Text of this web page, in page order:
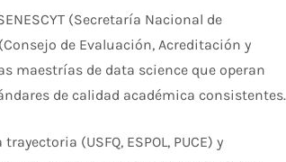
(Secretaría Nacional de
de Evaluación, Acreditación y
maestrías de data science que operan
de calidad académica consistentes.
(USFQ, ESPOL, PUCE) y